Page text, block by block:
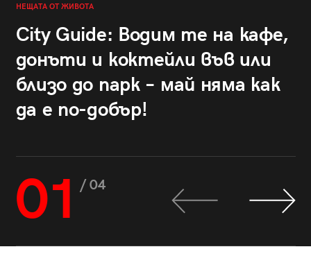
НЕЩАТА ОТ ЖИВОТА
City Guide: Водим те на кафе,
донъти и коктейли във или
близо до парк – май няма как
да е по-добър!
01 / 04